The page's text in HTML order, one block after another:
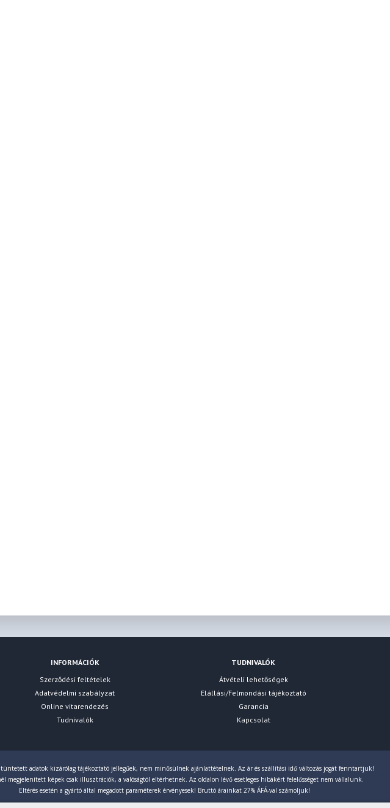
INFORMÁCIÓK
Szerződési feltételek
Adatvédelmi szabályzat
Online vitarendezés
Tudnivalók
TUDNIVALÓK
Átvételi lehetőségek
Elállási/Felmondási tájékoztató
Garancia
Kapcsolat
adatok kizárólag tájékoztató jellegűek, nem minősülnek ajánlattételnek. Az ár és szállítási idő változás jogát fenntartjuk!
megjelenített képek csak illusztrációk, a valóságtól eltérhetnek. Az oldalon lévő esetleges hibákért felelősséget nem vállalunk.
Eltérés esetén a gyártó által megadott paraméterek érvényesek! Bruttó árainkat 27% ÁFÁ-val számoljuk!